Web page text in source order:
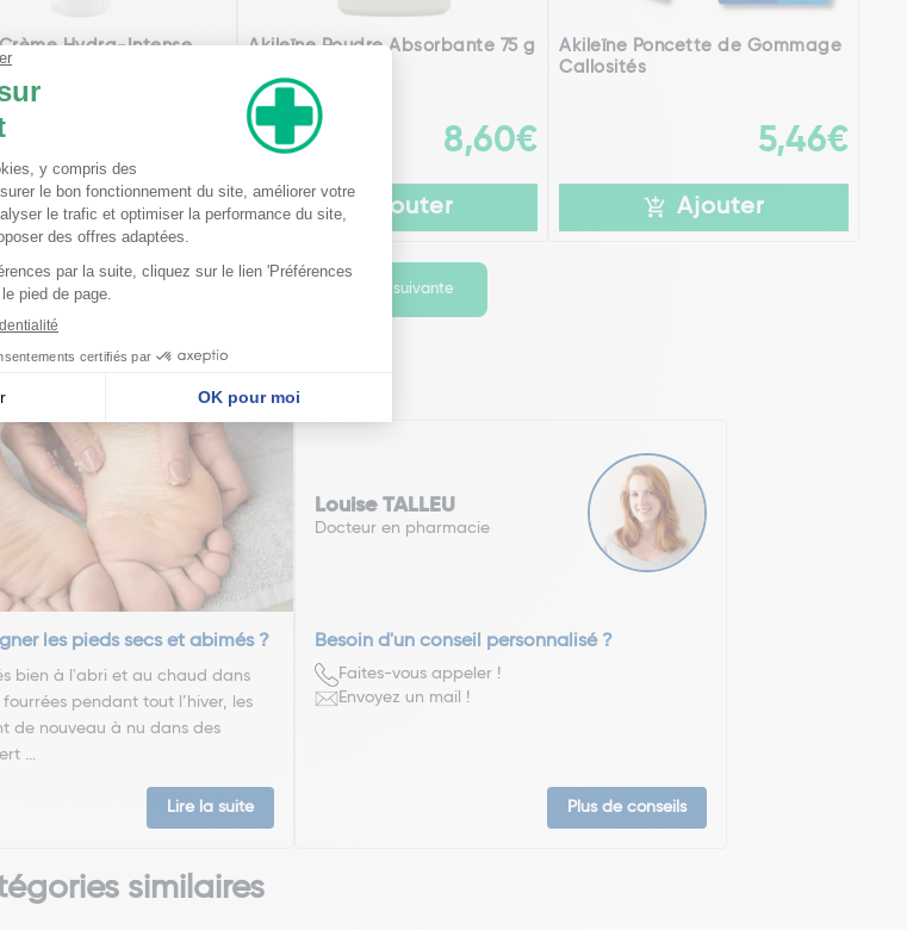
Hydra-Intense
Secs 125 ml
Ajouter
Akileïne Poudre Absorbante 75 g
8,60€
Ajouter
Akileïne Poncette de Gommage
Callosités
5,46€
Ajouter
2 3 Page suivante
les pieds secs et abimés ?
bien à l'abri et au chaud dans
pendant tout l’hiver, les
de nouveau à nu dans des
...
Lire la suite
Louise TALLEU
Docteur en pharmacie
Besoin d'un conseil personnalisé ?
Faites-vous appeler !
Envoyez un mail !
Plus de conseils
similaires